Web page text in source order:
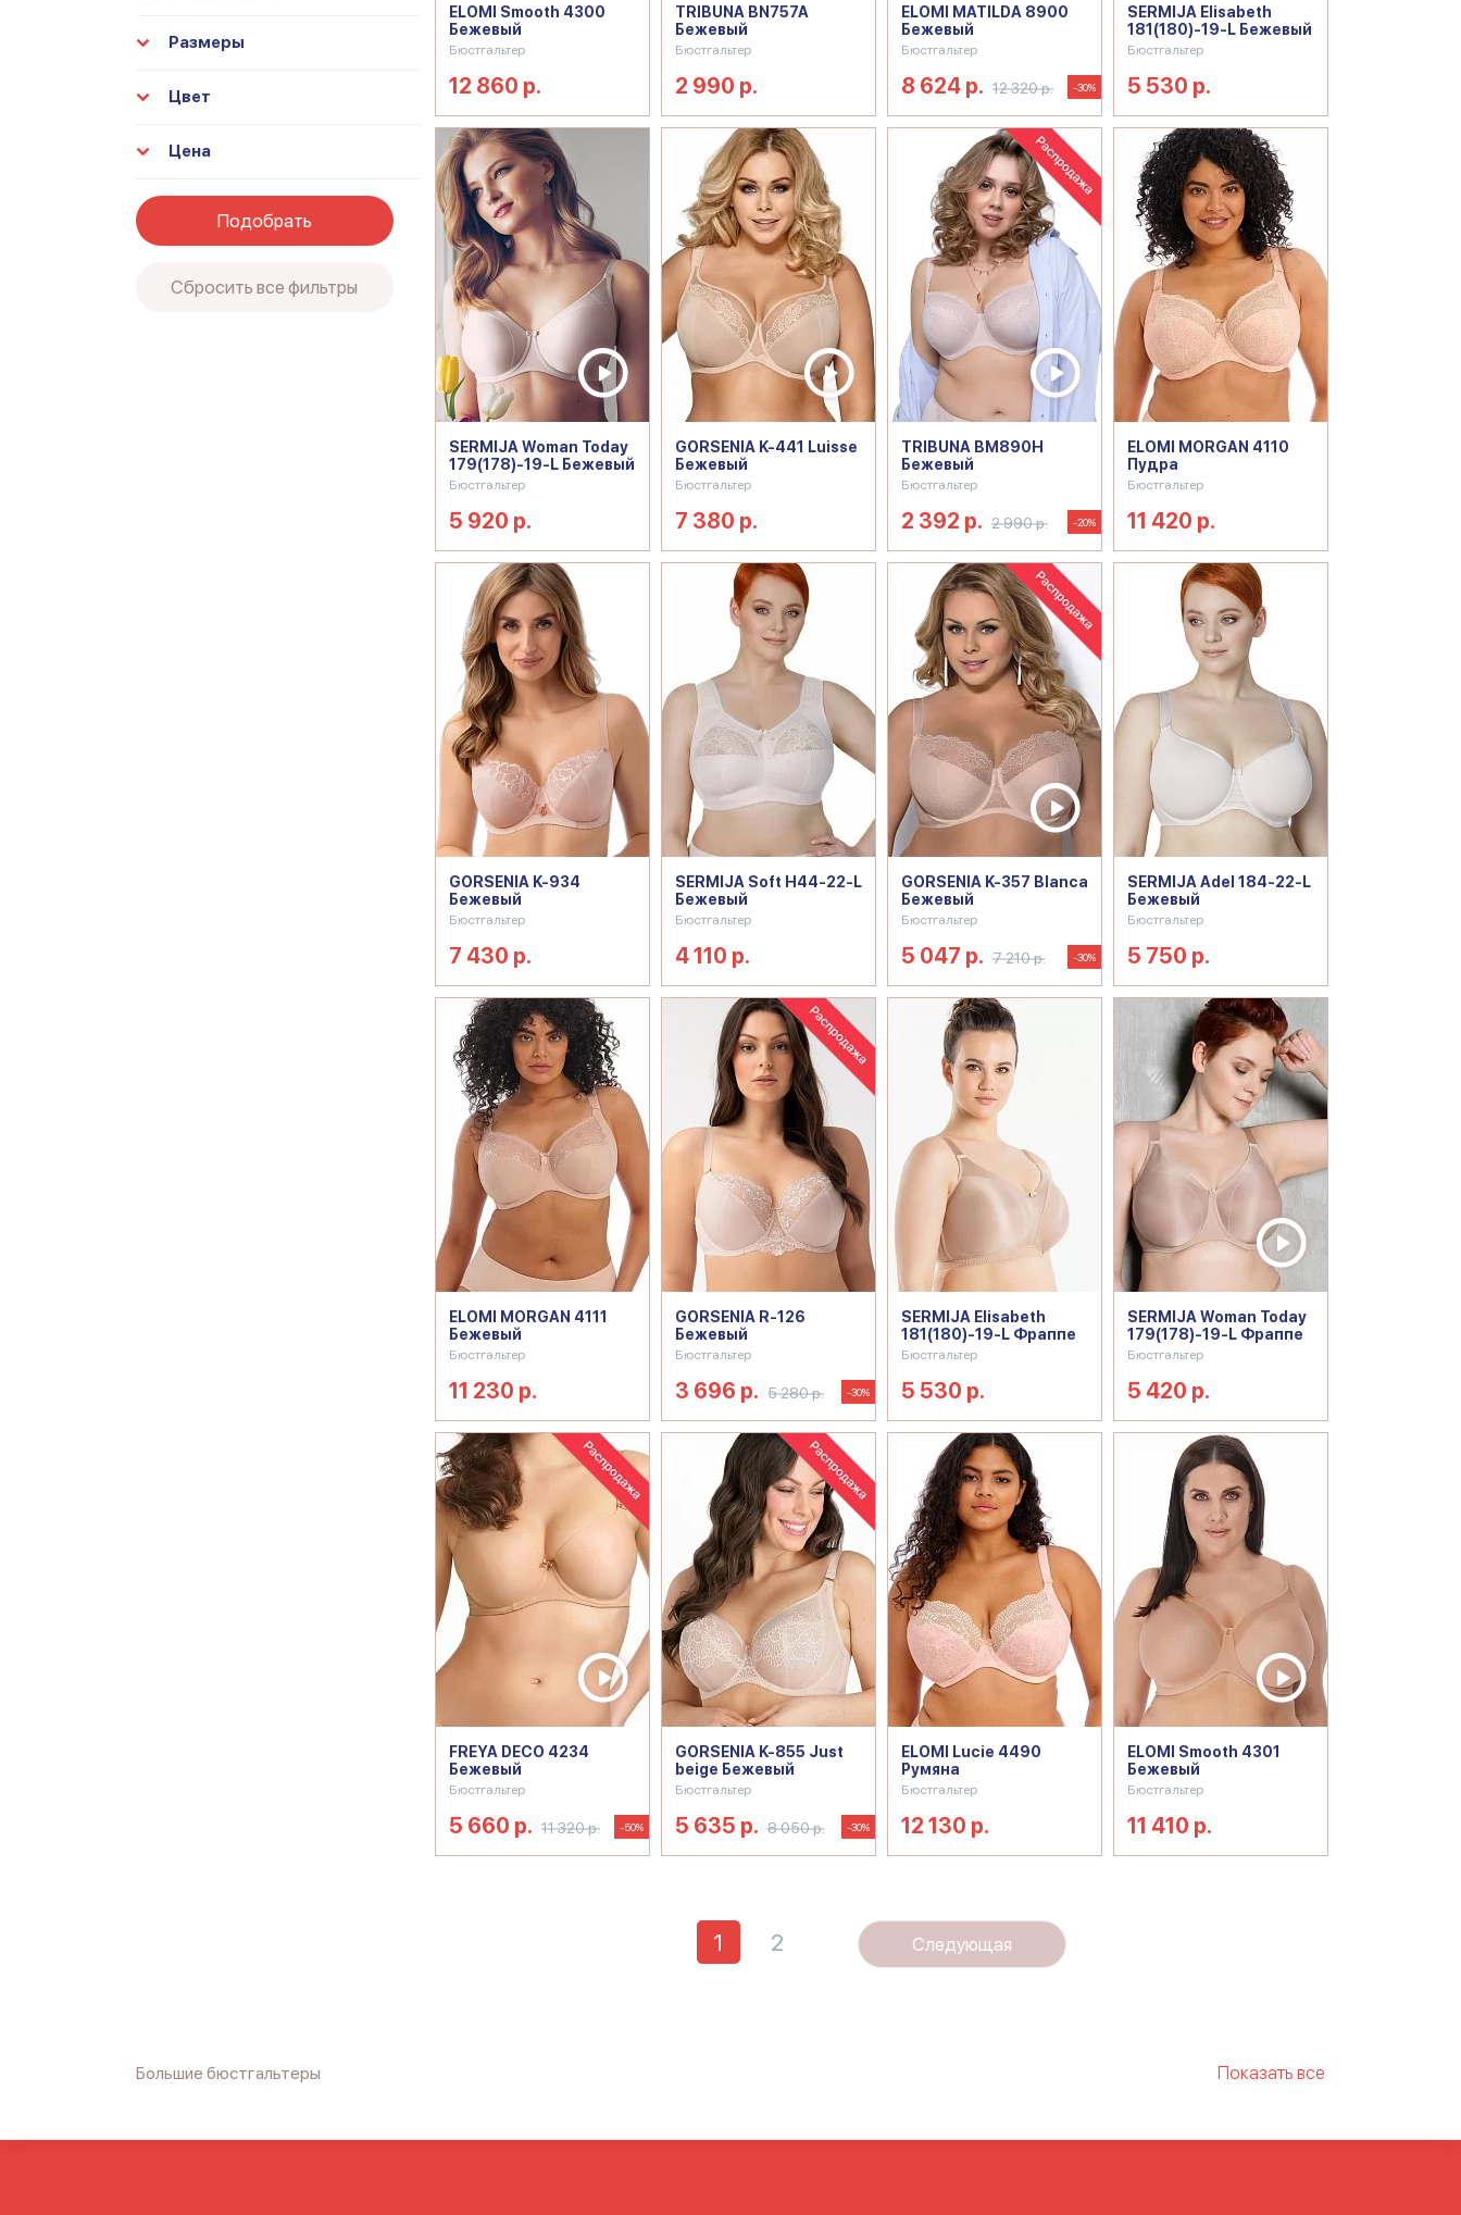
Размеры
Цвет
Цена
Подобрать
Сбросить все фильтры
ELOMI Smooth 4300
Бежевый
Бюстгальтер
12 860 р.
TRIBUNA BN757A
Бежевый
Бюстгальтер
2 990 р.
ELOMI MATILDA 8900
Бежевый
Бюстгальтер
8 624 р. 12 320 р. -30%
SERMIJA Elisabeth
181(180)-19-L Бежевый
Бюстгальтер
5 530 р.
SERMIJA Woman Today
179(178)-19-L Бежевый
Бюстгальтер
5 920 р.
GORSENIA K-441 Luisse
Бежевый
Бюстгальтер
7 380 р.
TRIBUNA BM890H
Бежевый
Бюстгальтер
2 392 р. 2 990 р. -20%
ELOMI MORGAN 4110
Пудра
Бюстгальтер
11 420 р.
GORSENIA K-934
Бежевый
Бюстгальтер
7 430 р.
SERMIJA Soft H44-22-L
Бежевый
Бюстгальтер
4 110 р.
GORSENIA K-357 Blanca
Бежевый
Бюстгальтер
5 047 р. 7 210 р. -30%
SERMIJA Adel 184-22-L
Бежевый
Бюстгальтер
5 750 р.
ELOMI MORGAN 4111
Бежевый
Бюстгальтер
11 230 р.
GORSENIA R-126
Бежевый
Бюстгальтер
3 696 р. 5 280 р. -30%
SERMIJA Elisabeth
181(180)-19-L Фраппе
Бюстгальтер
5 530 р.
SERMIJA Woman Today
179(178)-19-L Фраппе
Бюстгальтер
5 420 р.
FREYA DECO 4234
Бежевый
Бюстгальтер
5 660 р. 11 320 р. -50%
GORSENIA K-855 Just
beige Бежевый
Бюстгальтер
5 635 р. 8 050 р. -30%
ELOMI Lucie 4490
Румяна
Бюстгальтер
12 130 р.
ELOMI Smooth 4301
Бежевый
Бюстгальтер
11 410 р.
1 2 Следующая
Большие бюстгальтеры
Показать все